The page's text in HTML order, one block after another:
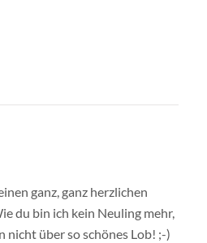
ganz, ganz herzlichen
du bin ich kein Neuling mehr,
nicht über so schönes Lob! ;-)